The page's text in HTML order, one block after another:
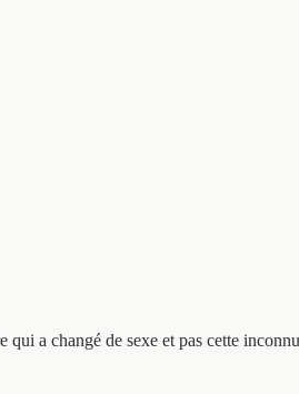
a changé de sexe et pas cette